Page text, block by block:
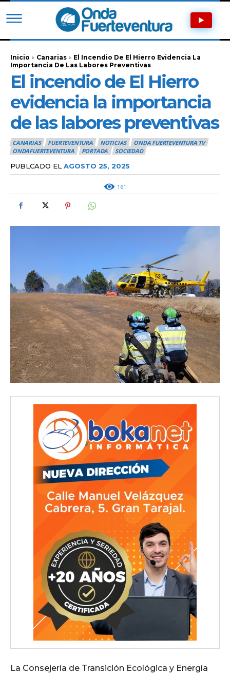
Inicio Canarias
El Incendio De El Hierro Evidencia La
Importancia De Las Labores Preventivas
El incendio de El Hierro
evidencia la importancia
de las labores preventivas
CANARIAS FUERTEVENTURA NOTICIAS
ONDA FUERTEVENTURA TV
ONDAFUERTEVENTURA
PORTADA SOCIEDAD
PUBLCADO EL AGOSTO 25, 2025
161
La Consejería de Transición Ecológica y Energía